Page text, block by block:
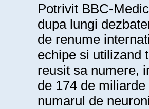
Potrivit BBC-
dupa lungi
de renume
echipe si utilizand
reusit sa numere,
de 174 de
numarul de